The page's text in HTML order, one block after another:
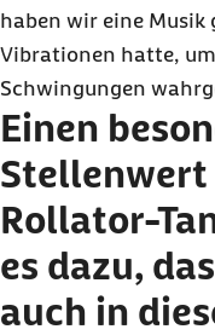
haben wir eine Musik
Vibrationen hatte,
Schwingungen
Einen
Rollator-
es dazu,
auch in